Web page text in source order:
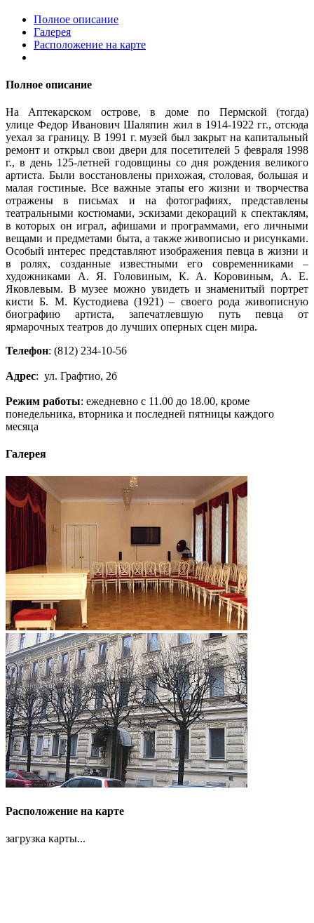
Полное описание
Галерея
Расположение на карте
Полное описание
На Аптекарском острове, в доме по Пермской (тогда)
улицеФедор Иванович Шаляпин жил в 1914-1922 гг., отсюда
уехал за границу. В 1991 г. музей был закрыт на капитальный
ремонт и открыл свои двери для посетителей 5 февраля 1998
г., в день 125-летней годовщины со дня рождения великого
артиста. Были восстановлены прихожая, столовая, большая и
малая гостиные. Все важные этапы его жизни и творчества
отражены в письмах и на фотографиях, представлены
театральными костюмами, эскизами декораций к спектаклям,
в которых он играл, афишами и программами, его личными
вещами и предметами быта, а также живописью и рисунками.
Особый интерес представляют изображения певца в жизни и
в ролях, созданные известными его современниками –
художниками А. Я. Головиным, К. А. Коровиным, А. Е.
Яковлевым. В музее можно увидеть и знаменитый портрет
кистиБ. М. Кустодиева (1921) – своего рода живописную
биографию артиста, запечатлевшую путь певца от
ярмарочных театров до лучших оперных сцен мира.
Телефон: (812) 234-10-56
Адрес: ул. Графтио, 2б
Режим работы: ежедневно с 11.00 до 18.00, кроме
понедельника, вторника и последней пятницы каждого
месяца
Галерея
Расположение на карте
загрузка карты...